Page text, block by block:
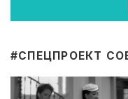
#CПЕЦПРОЕКТ